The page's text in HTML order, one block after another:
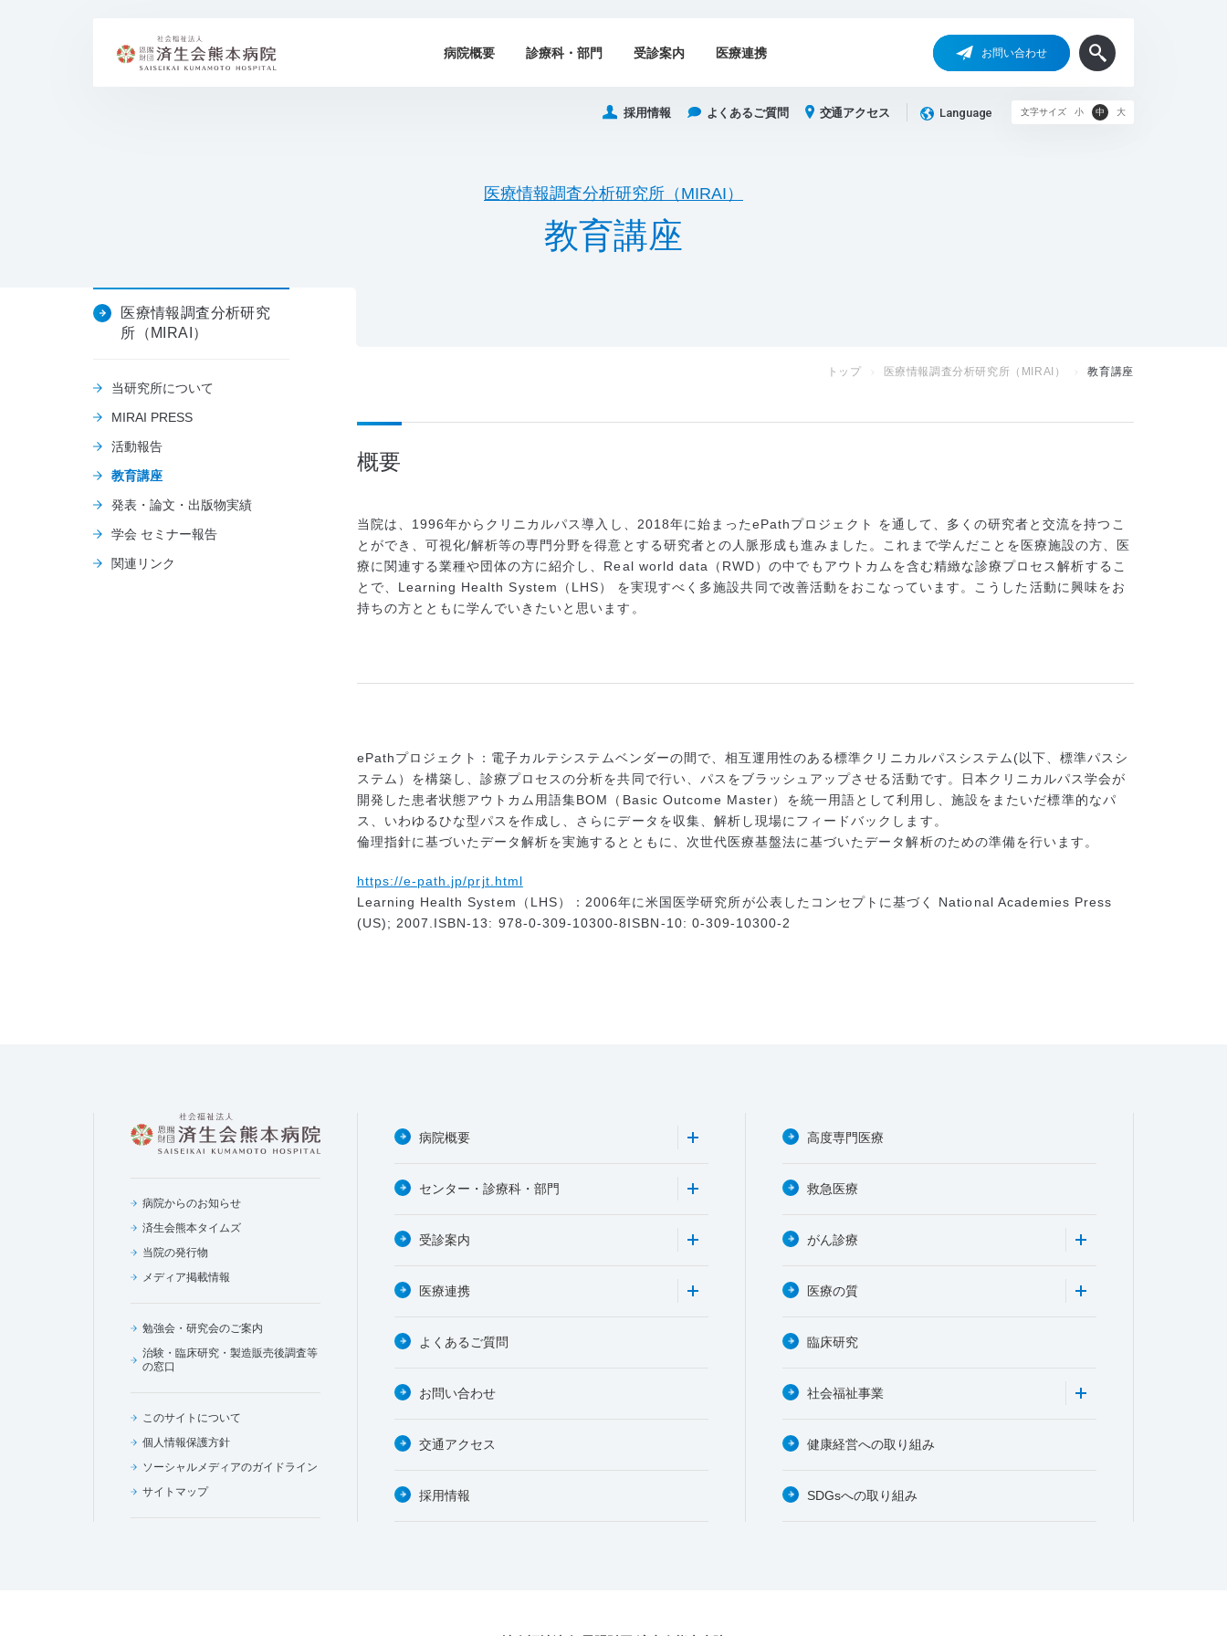
病院概要 診療科・部門 受診案内 医療連携 お問い合わせ
採用情報 よくあるご質問 交通アクセス Language 文字サイズ 小 中 大
医療情報調査分析研究所（MIRAI）
教育講座
医療情報調査分析研究
所（MIRAI）
当研究所について
MIRAI PRESS
活動報告
教育講座
発表・論文・出版物実績
学会 セミナー報告
関連リンク
トップ 医療情報調査分析研究所（MIRAI） 教育講座
概要
当院は、1996年からクリニカルパス導入し、2018年に始まったePathプロジェクト を通して、多くの研究者と交流を持つこ
とができ、可視化/解析等の専門分野を得意とする研究者との人脈形成も進みました。これまで学んだことを医療施設の方、医
療に関連する業種や団体の方に紹介し、Real world data（RWD）の中でもアウトカムを含む精緻な診療プロセス解析するこ
とで、Learning Health System（LHS） を実現すべく多施設共同で改善活動をおこなっています。こうした活動に興味をお
持ちの方とともに学んでいきたいと思います。
ePathプロジェクト：電子カルテシステムベンダーの間で、相互運用性のある標準クリニカルパスシステム(以下、標準パスシ
ステム）を構築し、診療プロセスの分析を共同で行い、パスをブラッシュアップさせる活動です。日本クリニカルパス学会が
開発した患者状態アウトカム用語集BOM（Basic Outcome Master）を統一用語として利用し、施設をまたいだ標準的なパ
ス、いわゆるひな型パスを作成し、さらにデータを収集、解析し現場にフィードバックします。
倫理指針に基づいたデータ解析を実施するとともに、次世代医療基盤法に基づいたデータ解析のための準備を行います。
https://e-path.jp/prjt.html
Learning Health System（LHS）：2006年に米国医学研究所が公表したコンセプトに基づく National Academies Press
(US); 2007.ISBN-13: 978-0-309-10300-8ISBN-10: 0-309-10300-2
病院からのお知らせ
済生会熊本タイムズ
当院の発行物
メディア掲載情報
勉強会・研究会のご案内
治験・臨床研究・製造販売後調査等
の窓口
このサイトについて
個人情報保護方針
ソーシャルメディアのガイドライン
サイトマップ
病院概要
センター・診療科・部門
受診案内
医療連携
よくあるご質問
お問い合わせ
交通アクセス
採用情報
高度専門医療
救急医療
がん診療
医療の質
臨床研究
社会福祉事業
健康経営への取り組み
SDGsへの取り組み